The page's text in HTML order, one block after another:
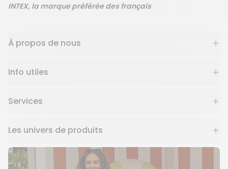
INTEX, la marque préférée des français
À propos de nous
Info utiles
Services
Les univers de produits